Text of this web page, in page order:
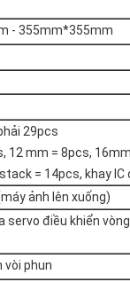
- 355mm*355mm
29pcs
12 mm = 8pcs,
= 14pcs, khay IC
ảnh lên xuống)
servo điều khiển
vòi phun